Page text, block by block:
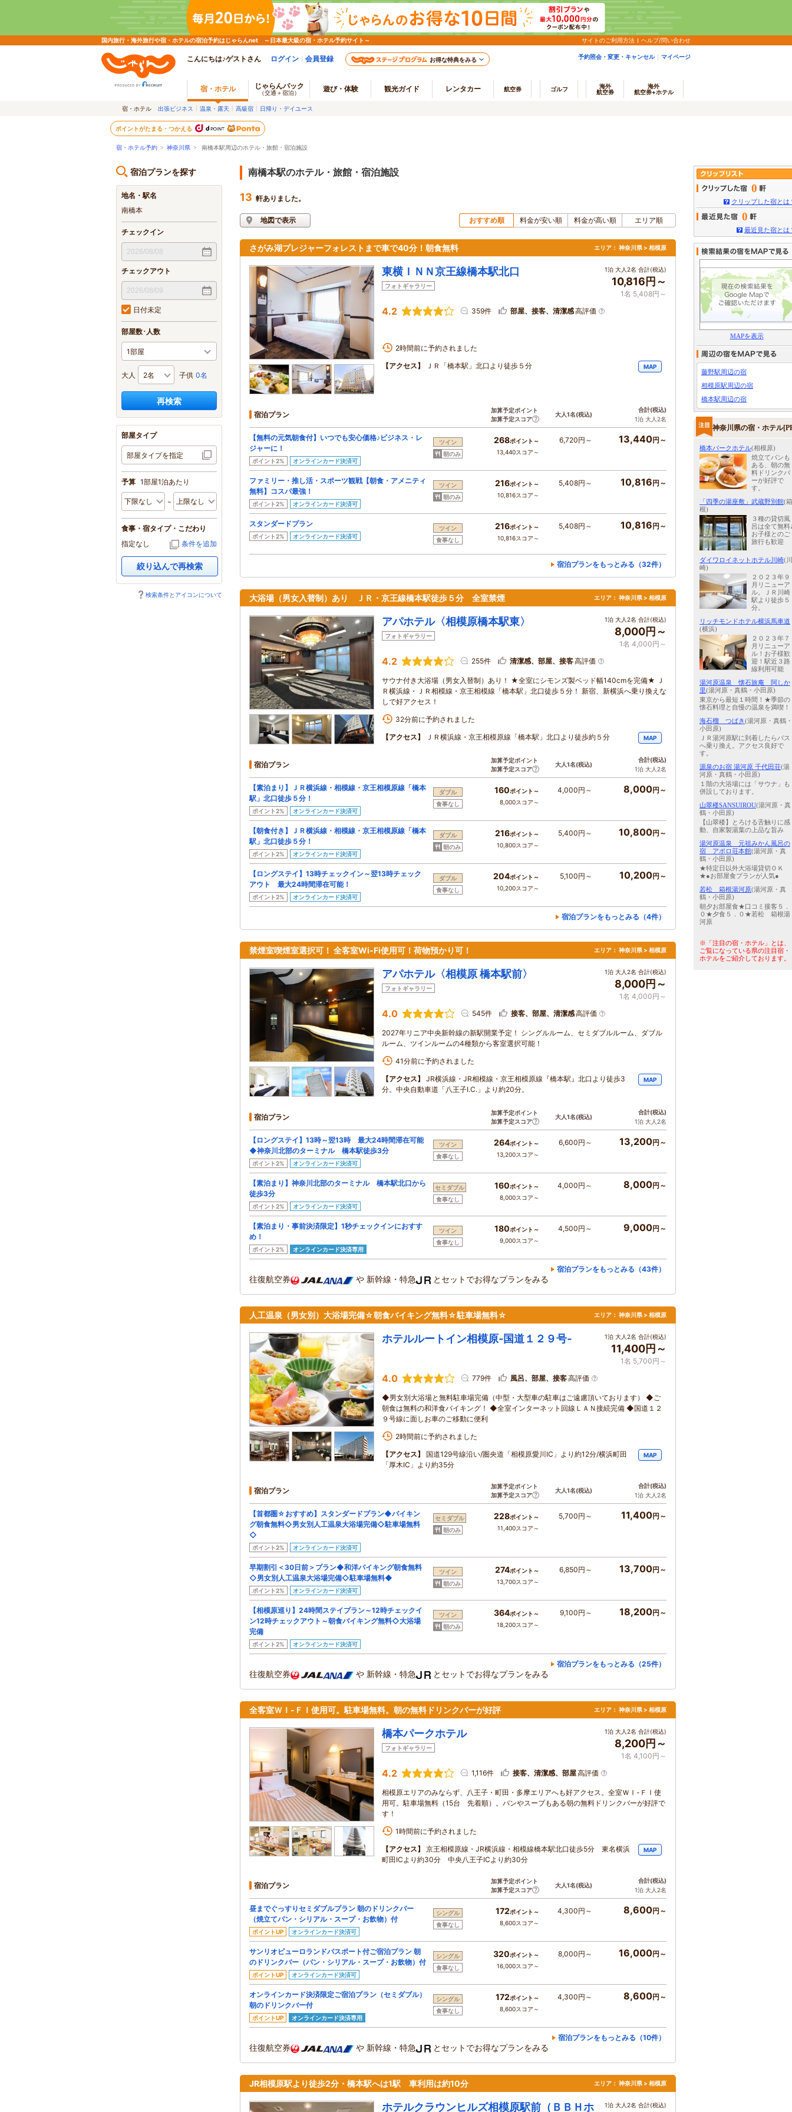
国内旅行・海外旅行や宿・ホテルの宿泊予約はじゃらんnet ～日本最大級の宿・ホテル予約サイト～ サイトのご利用方法 ヘルプ/問い合わせ
こんにちは♪ゲストさん ログイン 会員登録 お得な特典をみる 予約照会・変更・キャンセル マイページ
宿・ホテル じゃらんパック
（交通＋宿泊） 遊び・体験 観光ガイド レンタカー 航空券 ゴルフ
海外
航空券
海外
航空券+ホテル
宿・ホテル 出張ビジネス 温泉・露天 高級宿 日帰り・デイユース
ポイントがたまる・つかえる
宿・ホテル予約 > 神奈川県 > 南橋本駅周辺のホテル・旅館・宿泊施設
宿泊プランを探す
地名・駅名
南橋本
チェックイン
チェックアウト
日付未定
部屋数･人数
大人 子供 0名
再検索
部屋タイプ
部屋タイプを指定
予算 1部屋1泊あたり
食事・宿タイプ・こだわり
指定なし
条件を追加
絞り込んで再検索
検索条件とアイコンについて
南橋本駅のホテル・旅館・宿泊施設
13 軒ありました。
地図で表示 おすすめ順 料金が安い順 料金が高い順 エリア順
さがみ湖プレジャーフォレストまで車で40分！朝食無料 エリア： 神奈川県 > 相模原
東横ＩＮＮ京王線橋本駅北口
フォトギャラリー
1泊 大人2名 合計(税込)
10,816円～
1名 5,408円～
4.2 359件 部屋、接客、清潔感高評価
2時間前に予約されました
【アクセス】
ＪＲ「橋本駅」北口より徒歩５分 MAP
宿泊プラン
加算予定ポイント
加算予定スコア
大人1名(税込)
合計(税込)
1泊 大人2名
【無料の元気朝食付】いつでも安心価格♪ビジネス・レ
ジャーに！
ポイント2% オンラインカード決済可
ツイン
朝のみ
268ポイント～
13,440スコア～
6,720円～ 13,440円～
ファミリー・推し活・スポーツ観戦【朝食・アメニティ
無料】コスパ最強！
ポイント2% オンラインカード決済可
ツイン
朝のみ
216ポイント～
10,816スコア～
5,408円～ 10,816円～
スタンダードプラン
ポイント2% オンラインカード決済可
ツイン
食事なし
216ポイント～
10,816スコア～
5,408円～ 10,816円～
宿泊プランをもっとみる（32件）
大浴場（男女入替制）あり ＪＲ・京王線橋本駅徒歩５分 全室禁煙 エリア： 神奈川県 > 相模原
アパホテル〈相模原橋本駅東〉
フォトギャラリー
1泊 大人2名 合計(税込)
8,000円～
1名 4,000円～
4.2 255件 清潔感、部屋、接客高評価
サウナ付き大浴場（男女入替制）あり！ ★全室にシモンズ製ベッド幅140cmを完備★ Ｊ
Ｒ横浜線・ＪＲ相模線・京王相模線「橋本駅」北口徒歩５分！ 新宿、新横浜へ乗り換えな
しで好アクセス！
32分前に予約されました
【アクセス】
ＪＲ横浜線・京王相模原線「橋本駅」北口より徒歩約５分 MAP
宿泊プラン
加算予定ポイント
加算予定スコア
大人1名(税込)
合計(税込)
1泊 大人2名
【素泊まり】ＪＲ横浜線・相模線・京王相模原線「橋本
駅」北口徒歩５分！
ポイント2% オンラインカード決済可
ダブル
食事なし
160ポイント～
8,000スコア～
4,000円～ 8,000円～
【朝食付き】ＪＲ横浜線・相模線・京王相模原線「橋本
駅」北口徒歩５分！
ポイント2% オンラインカード決済可
ダブル
朝のみ
216ポイント～
10,800スコア～
5,400円～ 10,800円～
【ロングステイ】13時チェックイン～翌13時チェック
アウト 最大24時間滞在可能！
ポイント2% オンラインカード決済可
ダブル
食事なし
204ポイント～
10,200スコア～
5,100円～ 10,200円～
宿泊プランをもっとみる（4件）
禁煙室喫煙室選択可！ 全客室Wi-Fi使用可！荷物預かり可！ エリア： 神奈川県 > 相模原
アパホテル〈相模原 橋本駅前〉
フォトギャラリー
1泊 大人2名 合計(税込)
8,000円～
1名 4,000円～
4.0 545件 接客、部屋、清潔感高評価
2027年リニア中央新幹線の新駅開業予定！ シングルルーム、セミダブルルーム、ダブル
ルーム、ツインルームの4種類から客室選択可能！
41分前に予約されました
【アクセス】
JR横浜線・JR相模線・京王相模原線『橋本駅』北口より徒歩3
分。中央自動車道「八王子I.C.」より約20分。
MAP
宿泊プラン
加算予定ポイント
加算予定スコア
大人1名(税込)
合計(税込)
1泊 大人2名
【ロングステイ】13時～翌13時 最大24時間滞在可能
◆神奈川北部のターミナル 橋本駅徒歩3分
ポイント2% オンラインカード決済可
ツイン
食事なし
264ポイント～
13,200スコア～
6,600円～ 13,200円～
【素泊まり】神奈川北部のターミナル 橋本駅北口から
徒歩3分
ポイント2% オンラインカード決済可
セミダブル
食事なし
160ポイント～
8,000スコア～
4,000円～ 8,000円～
【素泊まり・事前決済限定】1秒チェックインにおすす
め！
ポイント2% オンラインカード決済専用
ツイン
食事なし
180ポイント～
9,000スコア～
4,500円～ 9,000円～
宿泊プランをもっとみる（43件）
往復航空券 や 新幹線・特急 とセットでお得なプランをみる
人工温泉（男女別）大浴場完備☆朝食バイキング無料☆駐車場無料☆ エリア： 神奈川県 > 相模原
ホテルルートイン相模原‐国道１２９号‐ 1泊 大人2名 合計(税込)
11,400円～
1名 5,700円～
4.0 779件 風呂、部屋、接客高評価
◆男女別大浴場と無料駐車場完備（中型・大型車の駐車はご遠慮頂いております） ◆ご
朝食は無料の和洋食バイキング！ ◆全室インターネット回線ＬＡＮ接続完備 ◆国道１２
９号線に面しお車のご移動に便利
2時間前に予約されました
【アクセス】
国道129号線沿い/圏央道「相模原愛川IC」より約12分/横浜町田
「厚木IC」より約35分
MAP
宿泊プラン
加算予定ポイント
加算予定スコア
大人1名(税込)
合計(税込)
1泊 大人2名
【首都圏☆おすすめ】スタンダードプラン◆バイキン
グ朝食無料◇男女別人工温泉大浴場完備◇駐車場無料
◇
ポイント2% オンラインカード決済可
セミダブル
朝のみ
228ポイント～
11,400スコア～
5,700円～ 11,400円～
早期割引＜30日前＞プラン◆和洋バイキング朝食無料
◇男女別人工温泉大浴場完備◇駐車場無料◆
ポイント2% オンラインカード決済可
ツイン
朝のみ
274ポイント～
13,700スコア～
6,850円～ 13,700円～
【相模原巡り】24時間ステイプラン～12時チェックイ
ン12時チェックアウト～朝食バイキング無料◇大浴場
完備
ポイント2% オンラインカード決済可
ツイン
朝のみ
364ポイント～
18,200スコア～
9,100円～ 18,200円～
宿泊プランをもっとみる（25件）
往復航空券 や 新幹線・特急 とセットでお得なプランをみる
全客室ＷＩ-ＦＩ使用可。駐車場無料。朝の無料ドリンクバーが好評 エリア： 神奈川県 > 相模原
橋本パークホテル
フォトギャラリー
1泊 大人2名 合計(税込)
8,200円～
1名 4,100円～
4.2 1,116件 接客、清潔感、部屋高評価
相模原エリアのみならず、八王子・町田・多摩エリアへも好アクセス。全室ＷＩ-ＦＩ使
用可。駐車場無料（15台 先着順）。パンやスープもある朝の無料ドリンクバーが好評で
す！
1時間前に予約されました
【アクセス】
京王相模原線・JR横浜線・相模線橋本駅北口徒歩5分 東名横浜
町田ICより約30分 中央八王子ICより約30分
MAP
宿泊プラン
加算予定ポイント
加算予定スコア
大人1名(税込)
合計(税込)
1泊 大人2名
昼までぐっすりセミダブルプラン 朝のドリンクバー
（焼立てパン・シリアル・スープ・お飲物）付
ポイントUP オンラインカード決済可
シングル
食事なし
172ポイント～
8,600スコア～
4,300円～ 8,600円～
サンリオピューロランドパスポート付ご宿泊プラン 朝
のドリンクバー（パン・シリアル・スープ・お飲物）付
ポイントUP オンラインカード決済可
シングル
食事なし
320ポイント～
16,000スコア～
8,000円～ 16,000円～
オンラインカード決済限定ご宿泊プラン（セミダブル）
朝のドリンクバー付
ポイントUP オンラインカード決済専用
シングル
食事なし
172ポイント～
8,600スコア～
4,300円～ 8,600円～
宿泊プランをもっとみる（10件）
往復航空券 や 新幹線・特急 とセットでお得なプランをみる
JR相模原駅より徒歩2分・橋本駅へは1駅 車利用は約10分 エリア： 神奈川県 > 相模原
ホテルクラウンヒルズ相模原駅前（ＢＢＨホ 1泊 大人2名 合計(税込)
0
クリップした宿とは
0
最近見た宿とは
MAPを表示
藤野駅周辺の宿
相模原駅周辺の宿
橋本駅周辺の宿
神奈川県の宿・ホテル
橋本パークホテル(相模原)
焼立てパンも
ある、朝の無
料ドリンクバ
ーが好評で
す。
「四季の湯座敷」武蔵野別館(箱
根)
３種の貸切風
呂は全て無料
お子様とのご
旅行も歓迎
ダイワロイネットホテル川崎(川
崎)
２０２３年９
月リニューア
ル。ＪＲ川崎
駅より徒歩５
分。
リッチモンドホテル横浜馬車道
(横浜)
２０２３年７
月リニューア
ル！お子様歓
迎！駅近３路
線利用可能
湯河原温泉 懐石旅庵 阿しか
里(湯河原・真鶴・小田原)
東京から最短１時間！★季節の
懐石料理と自慢の温泉を満喫！
海石榴 つばき(湯河原・真鶴・
小田原)
ＪＲ湯河原駅に到着したらバス
へ乗り換え。アクセス良好で
す。
源泉のお宿 湯河原 千代田荘(湯
河原・真鶴・小田原)
１階の大浴場には「サウナ」も
併設しております。
山翠楼SANSUIROU(湯河原・真
鶴・小田原)
【山翠楼】とろける舌触りに感
動、自家製湯葉の上品な旨み
湯河原温泉 元祖みかん風呂の
宿 アポロ荘本館(湯河原・真
鶴・小田原)
★特定日以外大浴場貸切ＯＫ
★●お部屋食プランが人気●
若松 箱根湯河原(湯河原・真
鶴・小田原)
朝夕お部屋食★口コミ接客５．
０★夕食５．０★若松 箱根湯
河原
※「注目の宿・ホテル」とは、
ご覧になっている県の注目宿・
ホテルをご紹介しております。